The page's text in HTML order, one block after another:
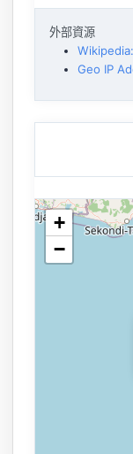
外部資源
Geo IP
+
−